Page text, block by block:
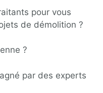
pour vous
de démolition ?
?
par des experts